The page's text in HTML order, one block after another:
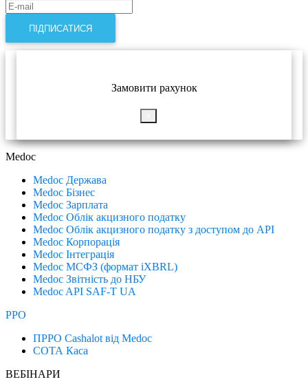
ПІДПИСАТИСЯ
Замовити рахунок
Medoc
Medoc Держава
Medoc Бізнес
Medoc Зарплата
Medoc Облік акцизного податку
Medoc Облік акцизного податку з доступом до API
Medoc Корпорація
Medoc Інтеграція
Medoc МСФЗ (формат іХBRL)
Medoc Звітність до НБУ
Medoc API SAF-T UA
РРО
ПРРО Cashalot від Medoc
СОТА Каса
ВЕБІНАРИ